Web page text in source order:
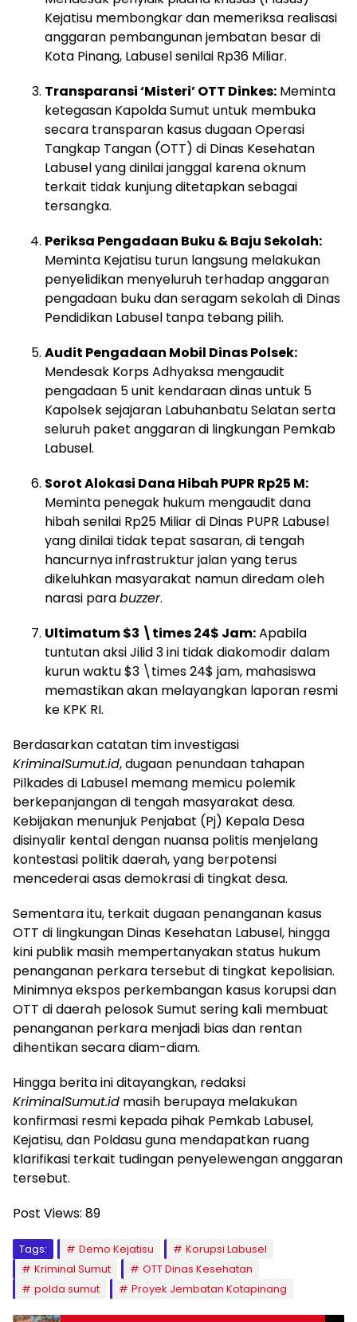
Kejatisu membongkar dan memeriksa realisasi
anggaran pembangunan jembatan besar di
Kota Pinang, Labusel senilai Rp36 Miliar.
Transparansi ‘Misteri’ OTT Dinkes: Meminta
ketegasan Kapolda Sumut untuk membuka
secara transparan kasus dugaan Operasi
Tangkap Tangan (OTT) di Dinas Kesehatan
Labusel yang dinilai janggal karena oknum
terkait tidak kunjung ditetapkan sebagai
tersangka.
Periksa Pengadaan Buku & Baju Sekolah:
Meminta Kejatisu turun langsung melakukan
penyelidikan menyeluruh terhadap anggaran
pengadaan buku dan seragam sekolah di Dinas
Pendidikan Labusel tanpa tebang pilih.
Audit Pengadaan Mobil Dinas Polsek:
Mendesak Korps Adhyaksa mengaudit
pengadaan 5 unit kendaraan dinas untuk 5
Kapolsek sejajaran Labuhanbatu Selatan serta
seluruh paket anggaran di lingkungan Pemkab
Labusel.
Sorot Alokasi Dana Hibah PUPR Rp25 M:
Meminta penegak hukum mengaudit dana
hibah senilai Rp25 Miliar di Dinas PUPR Labusel
yang dinilai tidak tepat sasaran, di tengah
hancurnya infrastruktur jalan yang terus
dikeluhkan masyarakat namun diredam oleh
narasi parabuzzer.
Ultimatum$3 \times 24$ Jam:Apabila
tuntutan aksi Jilid 3 ini tidak diakomodir dalam
kurun waktu$3 \times 24$ jam, mahasiswa
memastikan akan melayangkan laporan resmi
ke KPK RI.
Berdasarkan catatan tim investigasi
KriminalSumut.id, dugaan penundaan tahapan
Pilkades di Labusel memang memicu polemik
berkepanjangan di tengah masyarakat desa.
Kebijakan menunjuk Penjabat (Pj) Kepala Desa
disinyalir kental dengan nuansa politis menjelang
kontestasi politik daerah, yang berpotensi
mencederai asas demokrasi di tingkat desa.
Sementara itu, terkait dugaan penanganan kasus
OTT di lingkungan Dinas Kesehatan Labusel, hingga
kini publik masih mempertanyakan status hukum
penanganan perkara tersebut di tingkat kepolisian.
Minimnya ekspos perkembangan kasus korupsi dan
OTT di daerah pelosok Sumut sering kali membuat
penanganan perkara menjadi bias dan rentan
dihentikan secara diam-diam.
Hingga berita ini ditayangkan, redaksi
KriminalSumut.id masih berupaya melakukan
konfirmasi resmi kepada pihak Pemkab Labusel,
Kejatisu, dan Poldasu guna mendapatkan ruang
klarifikasi terkait tudingan penyelewengan anggaran
tersebut.
Post Views: 89
Tags: Demo Kejatisu
Korupsi Labusel
Kriminal Sumut
OTT Dinas Kesehatan
polda sumut
Proyek Jembatan Kotapinang